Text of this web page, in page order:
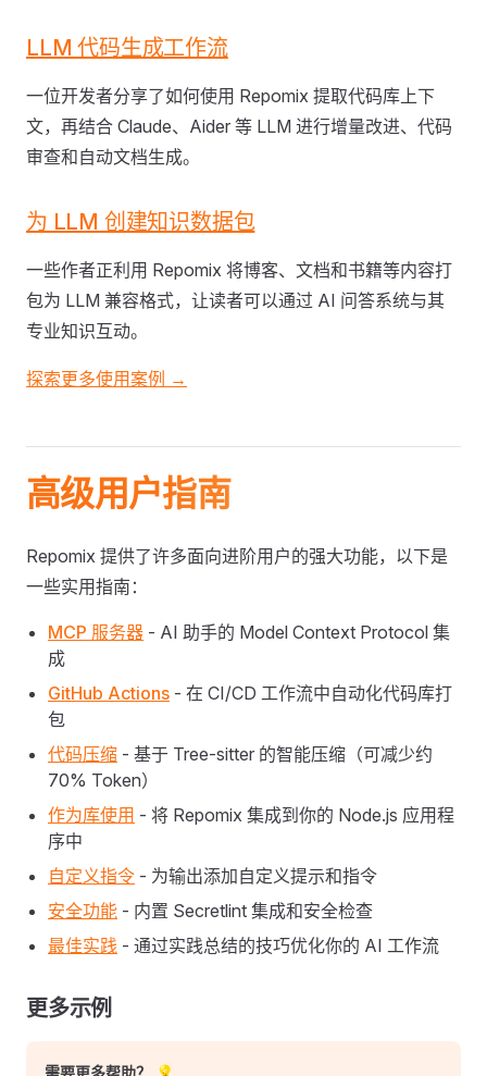
LLM 代码生成工作流
一位开发者分享了如何使用 Repomix 提取代码库上下
文，再结合 Claude、Aider 等 LLM 进行增量改进、代码
审查和自动文档生成。
为 LLM 创建知识数据包
一些作者正利用 Repomix 将博客、文档和书籍等内容打
包为 LLM 兼容格式，让读者可以通过 AI 问答系统与其
专业知识互动。
探索更多使用案例 →
高级用户指南
Repomix 提供了许多面向进阶用户的强大功能，以下是
一些实用指南：
MCP 服务器 - AI 助手的 Model Context Protocol 集
成
GitHub Actions - 在 CI/CD 工作流中自动化代码库打
包
代码压缩 - 基于 Tree-sitter 的智能压缩（可减少约
70% Token）
作为库使用 - 将 Repomix 集成到你的 Node.js 应用程
序中
自定义指令 - 为输出添加自定义提示和指令
安全功能 - 内置 Secretlint 集成和安全检查
最佳实践 - 通过实践总结的技巧优化你的 AI 工作流
更多示例
需要更多帮助？ 💡